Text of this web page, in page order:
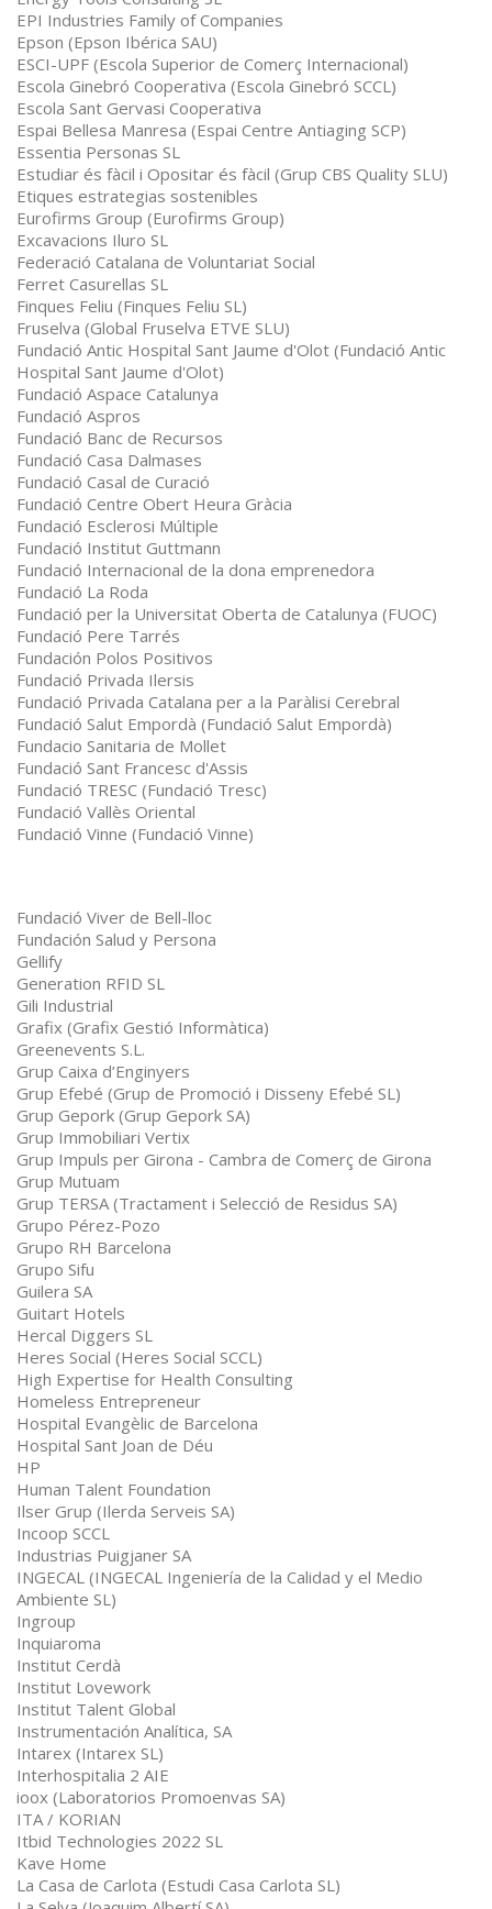
EPI Industries Family of Companies
Epson (Epson Ibérica SAU)
ESCI-UPF (Escola Superior de Comerç Internacional)
Escola Ginebró Cooperativa (Escola Ginebró SCCL)
Escola Sant Gervasi Cooperativa
Espai Bellesa Manresa (Espai Centre Antiaging SCP)
Essentia Personas SL
Estudiar és fàcil i Opositar és fàcil (Grup CBS Quality SLU)
Etiques estrategias sostenibles
Eurofirms Group (Eurofirms Group)
Excavacions Iluro SL
Federació Catalana de Voluntariat Social
Ferret Casurellas SL
Finques Feliu (Finques Feliu SL)
Fruselva (Global Fruselva ETVE SLU)
Fundació Antic Hospital Sant Jaume d'Olot (Fundació Antic
Hospital Sant Jaume d'Olot)
Fundació Aspace Catalunya
Fundació Aspros
Fundació Banc de Recursos
Fundació Casa Dalmases
Fundació Casal de Curació
Fundació Centre Obert Heura Gràcia
Fundació Esclerosi Múltiple
Fundació Institut Guttmann
Fundació Internacional de la dona emprenedora
Fundació La Roda
Fundació per la Universitat Oberta de Catalunya (FUOC)
Fundació Pere Tarrés
Fundación Polos Positivos
Fundació Privada Ilersis
Fundació Privada Catalana per a la Paràlisi Cerebral
Fundació Salut Empordà (Fundació Salut Empordà)
Fundacio Sanitaria de Mollet
Fundació Sant Francesc d'Assis
Fundació TRESC (Fundació Tresc)
Fundació Vallès Oriental
Fundació Vinne (Fundació Vinne)
Fundació Viver de Bell-lloc
Fundación Salud y Persona
Gellify
Generation RFID SL
Gili Industrial
Grafix (Grafix Gestió Informàtica)
Greenevents S.L.
Grup Caixa d’Enginyers
Grup Efebé (Grup de Promoció i Disseny Efebé SL)
Grup Gepork (Grup Gepork SA)
Grup Immobiliari Vertix
Grup Impuls per Girona - Cambra de Comerç de Girona
Grup Mutuam
Grup TERSA (Tractament i Selecció de Residus SA)
Grupo Pérez-Pozo
Grupo RH Barcelona
Grupo Sifu
Guilera SA
Guitart Hotels
Hercal Diggers SL
Heres Social (Heres Social SCCL)
High Expertise for Health Consulting
Homeless Entrepreneur
Hospital Evangèlic de Barcelona
Hospital Sant Joan de Déu
HP
Human Talent Foundation
Ilser Grup (Ilerda Serveis SA)
Incoop SCCL
Industrias Puigjaner SA
INGECAL (INGECAL Ingeniería de la Calidad y el Medio
Ambiente SL)
Ingroup
Inquiaroma
Institut Cerdà
Institut Lovework
Institut Talent Global
Instrumentación Analítica, SA
Intarex (Intarex SL)
Interhospitalia 2 AIE
ioox (Laboratorios Promoenvas SA)
ITA / KORIAN
Itbid Technologies 2022 SL
Kave Home
La Casa de Carlota (Estudi Casa Carlota SL)